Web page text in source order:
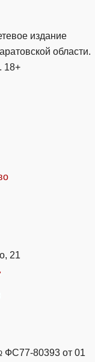
издание
области.
18+
21
ФС77-80393 от 01